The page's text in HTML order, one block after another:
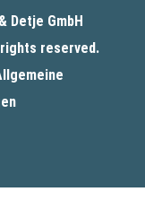
Detje GmbH
reserved.